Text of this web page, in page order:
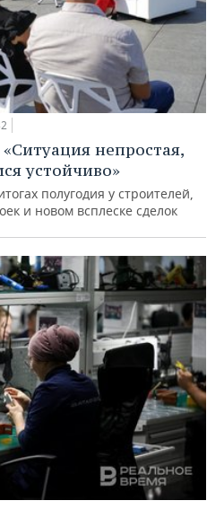
непростая,
устойчиво»
полугодия у строителей,
и новом всплеске сделок